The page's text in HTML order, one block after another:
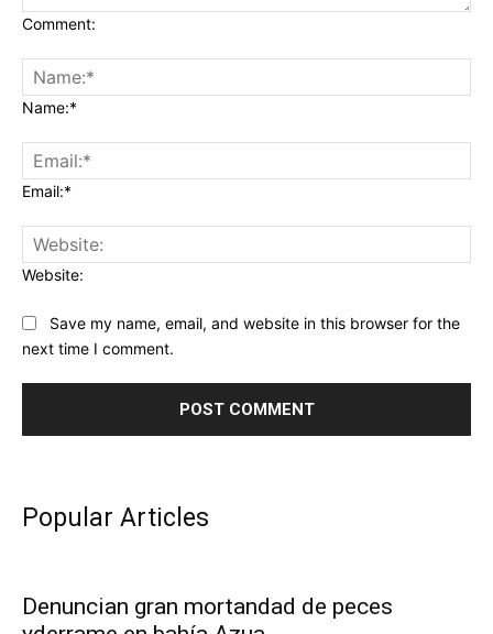
Comment:
Name:*
Email:*
Website:
Save my name, email, and website in this browser for the
next time I comment.
Popular Articles
Denuncian gran mortandad de peces